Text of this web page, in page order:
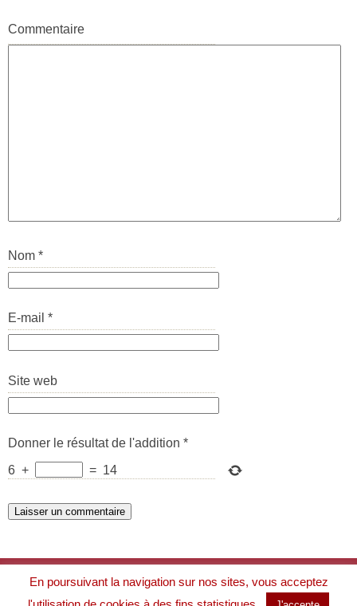
Commentaire
Nom *
E-mail *
Site web
Donner le résultat de l'addition *
6 + = 14
Mentions légales
En poursuivant la navigation sur nos sites, vous acceptez